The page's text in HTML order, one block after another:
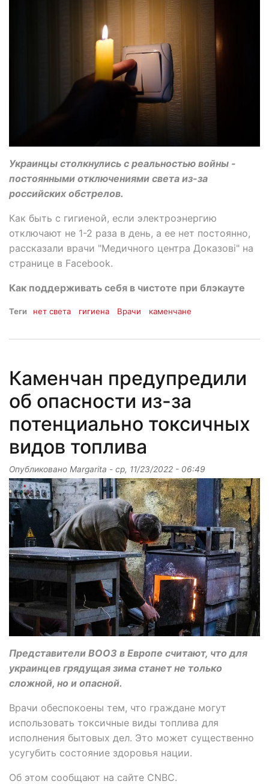
Украинцы столкнулись с реальностью войны -
постоянными отключениями света из-за
российских обстрелов.
Как быть с гигиеной, если электроэнергию
отключают не 1-2 раза в день, а ее нет постоянно,
рассказали врачи "Медичного центра Доказові" на
странице в Facebook.
Как поддерживать себя в чистоте при блэкауте
Теги нет света гигиена Врачи каменчане
Каменчан предупредили
об опасности из-за
потенциально токсичных
видов топлива
Опубликовано Margarita - ср, 11/23/2022 - 06:49
Представители ВООЗ в Европе считают, что для
украинцев грядущая зима станет не только
сложной, но и опасной.
Врачи обеспокоены тем, что граждане могут
использовать токсичные виды топлива для
исполнения бытовых дел. Это может существенно
усугубить состояние здоровья нации.
Об этом сообщают на сайте CNBC.